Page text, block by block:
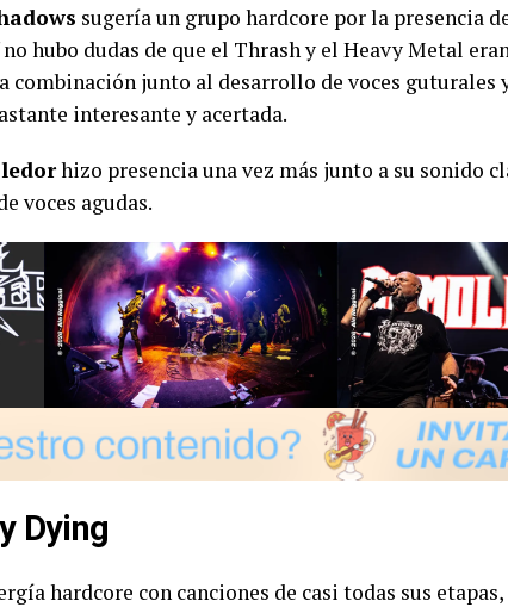
sugería un grupo hardcore por la presencia
hubo dudas de que el Thrash y el Heavy Metal
combinación junto al desarrollo de voces guturales
interesante y acertada.
hizo presencia una vez más junto a su sonido
voces agudas.
Dying
hardcore con canciones de casi todas sus